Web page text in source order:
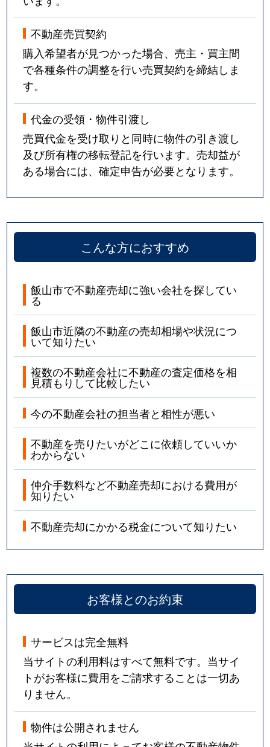
不動産売買契約
購入希望者が見つかった場合、売主・買主間
で各種条件の調整を行い売買契約を締結しま
す。
代金の受領・物件引渡し
売買代金を受け取りと同時に物件の引き渡し
及び所有権の移転登記を行います。売却益が
ある場合には、確定申告が必要となります。
こんな方におすすめ
飯山市で不動産売却に強い会社を探してい
る
飯山市近隣の不動産の売却相場や状況につ
いて知りたい
複数の不動産会社に不動産の査定価格を相
見積もりして比較したい
今の不動産会社の担当者と相性が悪い
不動産を売りたいがどこに依頼していいか
わからない
仲介手数料など不動産売却における費用が
知りたい
不動産売却にかかる税金について知りたい
お客様とのお約束
サービスは完全無料
当サイトの利用料はすべて無料です。当サイ
トがお客様に費用をご請求することは一切あ
りません。
物件は公開されません